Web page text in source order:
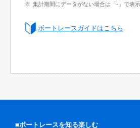
集計期間にデータがない場合は「-」で表示
ボートレースガイドはこちら
■ボートレースを知る楽しむ